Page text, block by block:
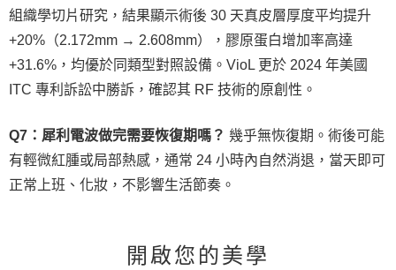
組織學切片研究，結果顯示術後 30 天真皮層厚度平均提升
+20%（2.172mm → 2.608mm），膠原蛋白增加率高達
+31.6%，均優於同類型對照設備。VioL 更於 2024 年美國
ITC 專利訴訟中勝訴，確認其 RF 技術的原創性。
Q7：犀利電波做完需要恢復期嗎？ 幾乎無恢復期。術後可能
有輕微紅腫或局部熱感，通常 24 小時內自然消退，當天即可
正常上班、化妝，不影響生活節奏。
開啟您的美學